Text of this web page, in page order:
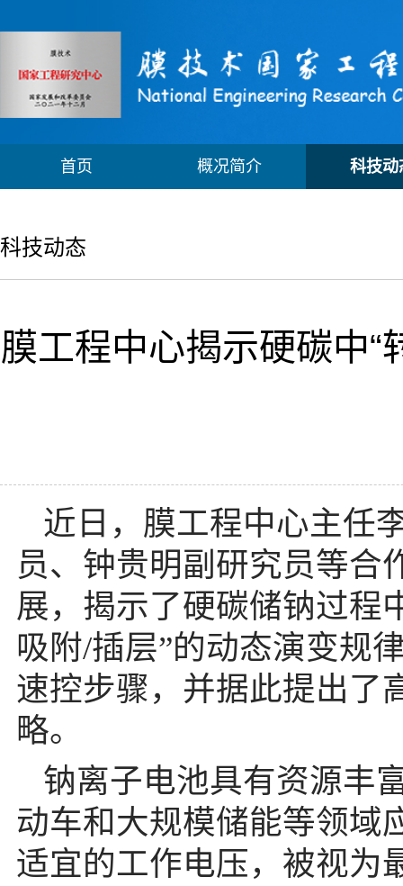
首页 概况简介 科技动
科技动态
膜工程中心揭示硬碳中“
近日，膜工程中心主任
员、钟贵明副研究员等合
展，揭示了硬碳储钠过程
吸附/插层”的动态演变规
速控步骤，并据此提出了
略。
钠离子电池具有资源丰
动车和大规模储能等领域
适宜的工作电压，被视为